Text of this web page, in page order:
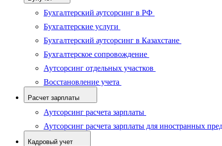
Бухгалтерский аутсорсинг в РФ
Бухгалтерские услуги
Бухгалтерский аутсорсинг в Казахстане
Бухгалтерское сопровождение
Аутсорсинг отдельных участков
Восстановление учета
Расчет зарплаты
Аутсорсинг расчета зарплаты
Аутсорсинг расчета зарплаты для иностранных
Кадровый учет